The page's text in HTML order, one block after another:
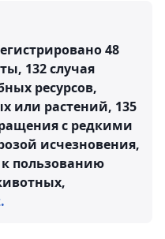
48
132 случая
ресурсов,
или растений, 135
с редкими
исчезновения,
пользованию